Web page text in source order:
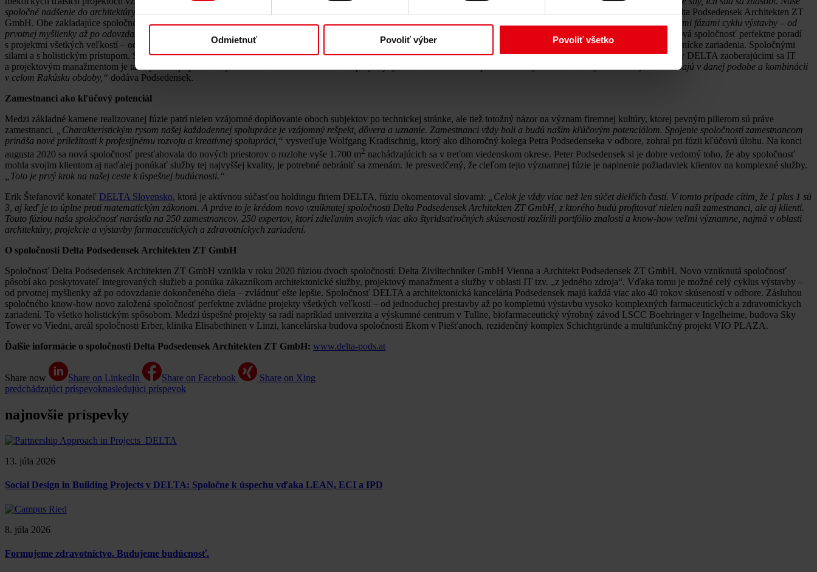
Odmietnuť Povoliť výber Povoliť všetko
spoločné nadšenie do architektúry a výstavby je na trhu rovnako známe ako náš záväzok byť vždy tými najlepšími,“
popisuje Peter Podsedensek, spoluzakladateľ spoločnosti Delta Podsedensek Architekten ZT
GmbH. Obe zakladajúce spoločnosti sa môžu pochváliť viac ako 40 rokmi skúseností v odbore.„Vďaka nášmu rozsiahlemu a hlbokému know-how si hravo poradíme so všetkými fázami cyklu výstavby – od
prvotnej myšlienky až po odovzdanie hotového diela. Okrem toho všetko poskytneme z jedného zdroja,“
dodáva Rudolf Stürzlinger, konateľ novej spoločnosti. Vo výsledku si nová spoločnosť perfektne poradí
s projektmi všetkých veľkostí – od rozvoja urbanistickej výstavby cez obytné a kancelárske budovy, hotely a špeciálne budovy až po vysoko komplexné farmaceutické a zdravotnícke zariadenia. Spoločnými
silami a s holistickým prístupom. Spoločnosť Delta Podsedensek Architekten ZT GmbH disponuje vlastným tímom viac ako 60 expertov. V spojení so spoločnosťami zo skupiny DELTA zaoberajúcimi sa IT
a projektovým manažmentom je tak výborne pripravená aj na extrémne náročné a rozsiahle projekty.
„Našim klientom teraz predkladáme jedinečné návrhy a riešenia, ktoré nemajú v danej podobe a kombinácii
v celom Rakúsku obdoby,“ dodáva Podsedensek.
Zamestnanci ako kľúčový potenciál
Medzi základné kamene realizovanej fúzie patrí nielen vzájomné doplňovanie oboch subjektov po technickej stránke, ale tiež totožný názor na význam firemnej kultúry, ktorej pevným pilierom sú práve
zamestnanci. „Charakteristickým rysom našej každodennej spolupráce je vzájomný rešpekt, dôvera a uznanie. Zamestnanci vždy boli a budú naším kľúčovým potenciálom. Spojenie spoločností zamestnancom
prináša nové príležitosti k profesijnému rozvoju a kreatívnej spolupráci,“ vysvetľuje Wolfgang Kradischnig, ktorý ako dlhoročný kolega Petra Podsedenseka v odbore, zohral pri fúzii kľúčovú úlohu. Na konci
augusta 2020 sa nová spoločnosť presťahovala do nových priestorov o rozlohe vyše 1.700 m2 nachádzajúcich sa v treťom viedenskom okrese. Peter Podsedensek si je dobre vedomý toho, že aby spoločnosť
mohla svojim klientom aj naďalej ponúkať služby tej najvyššej kvality, je potrebné nebrániť sa zmenám. Je presvedčený, že cieľom tejto významnej fúzie je naplnenie požiadaviek klientov na komplexné služby.
„Toto je prvý krok na našej ceste k úspešnej budúcnosti.“
Erik Štefanovič konateľ DELTA Slovensko, ktorá je aktívnou súčasťou holdingu firiem DELTA, fúziu okomentoval slovami:
„Celok je vždy viac než len súčet dielčích častí. V tomto prípade cítim, že 1 plus 1 sú
3, aj keď je to úplne proti matematickým zákonom. A práve to je krédom novo vzniknutej spoločnosti Delta Podsedensek Architekten ZT GmbH, z ktorého budú profitovať nielen naši zamestnanci, ale aj klienti.
Touto fúziou naša spoločnosť narástla na 250 zamestnancov. 250 expertov, ktorí zdieľaním svojich viac ako štyridsaťročných skúseností rozšírili portfólio znalostí a know-how veľmi významne, najmä v oblasti
architektúry, projekcie a výstavby farmaceutických a zdravotníckych zariadení.
O spoločnosti Delta Podsedensek Architekten ZT GmbH
Spoločnosť Delta Podsedensek Architekten ZT GmbH vznikla v roku 2020 fúziou dvoch spoločností: Delta Ziviltechniker GmbH Vienna a Architekt Podsedensek ZT GmbH. Novo vzniknutá spoločnosť
pôsobí ako poskytovateľ integrovaných služieb a ponúka zákazníkom architektonické služby, projektový manažment a služby v oblasti IT tzv. „z jedného zdroja“. Vďaka tomu je možné celý cyklus výstavby –
od prvotnej myšlienky až po odovzdanie dokončeného diela – zvládnuť ešte lepšie. Spoločnosť DELTA a architektonická kancelária Podsedensek majú každá viac ako 40 rokov skúseností v odbore. Zásluhou
spoločného know-how novo založená spoločnosť perfektne zvládne projekty všetkých veľkostí – od jednoduchej prestavby až po kompletnú výstavbu vysoko komplexných farmaceutických a zdravotníckych
zariadení. To všetko holistickým spôsobom. Medzi úspešné projekty sa radí napríklad univerzita a výskumné centrum v Tullne, biofarmaceutický výrobný závod LSCC Boehringer v Ingelheime, budova Sky
Tower vo Viedni, areál spoločnosti Erber, klinika Elisabethinen v Linzi, kancelárska budova spoločnosti Ekom v Piešťanoch, rezidenčný komplex Schichtgründe a multifunkčný projekt VIO PLAZA.
Ďalšie informácie o spoločnosti Delta Podsedensek Architekten ZT GmbH: www.delta-pods.at
Share now Share on LinkedIn Share on Facebook
Share on Xing
predchádzajúci príspevoknasledujúci príspevok
najnovšie príspevky
13. júla 2026
Social Design in Building Projects v DELTA: Spoločne k úspechu vďaka LEAN, ECI a IPD
8. júla 2026
Formujeme zdravotníctvo. Budujeme budúcnosť.